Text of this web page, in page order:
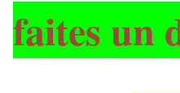
faites un